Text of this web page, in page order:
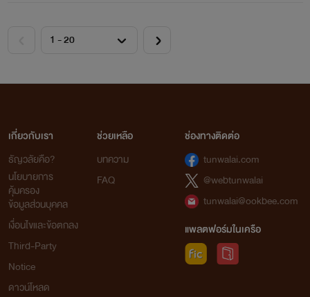
เกี่ยวกับเรา
ธัญวลัยคือ?
นโยบายการ
คุ้มครอง
ข้อมูลส่วนบุคคล
เงื่อนไขและข้อตกลง
Third-Party
Notice
ดาวน์โหลด
ช่วยเหลือ
บทความ
FAQ
ช่องทางติดต่อ
tunwalai.com
@webtunwalai
tunwalai@ookbee.com
แพลตฟอร์มในเครือ